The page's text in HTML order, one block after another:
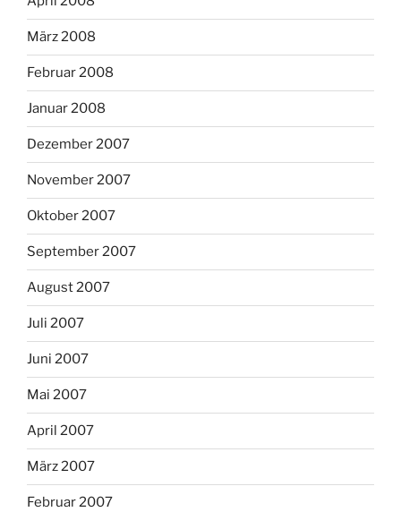
März 2008
Februar 2008
Januar 2008
Dezember 2007
November 2007
Oktober 2007
September 2007
August 2007
Juli 2007
Juni 2007
Mai 2007
April 2007
März 2007
Februar 2007